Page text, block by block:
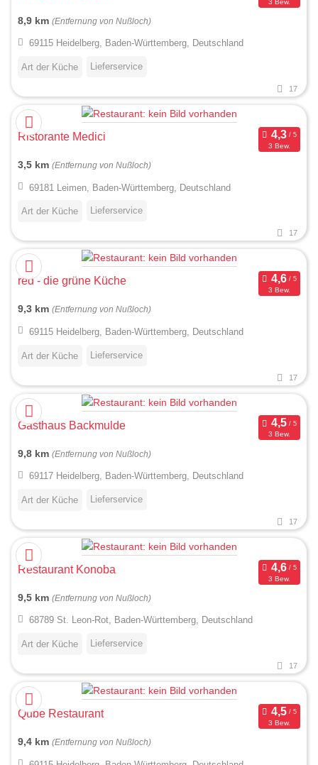
8,9 km (Entfernung von Nußloch)
69115 Heidelberg, Baden-Württemberg, Deutschland
Art der Küche Lieferservice
17
Ristorante Medici
3 Bew.
3,5 km (Entfernung von Nußloch)
69181 Leimen, Baden-Württemberg, Deutschland
Art der Küche Lieferservice
17
red - die grüne Küche
3 Bew.
9,3 km (Entfernung von Nußloch)
69115 Heidelberg, Baden-Württemberg, Deutschland
Art der Küche Lieferservice
17
Gasthaus Backmulde
3 Bew.
9,8 km (Entfernung von Nußloch)
69117 Heidelberg, Baden-Württemberg, Deutschland
Art der Küche Lieferservice
17
Restaurant Konoba
3 Bew.
9,5 km (Entfernung von Nußloch)
68789 St. Leon-Rot, Baden-Württemberg, Deutschland
Art der Küche Lieferservice
17
Qube Restaurant
3 Bew.
9,4 km (Entfernung von Nußloch)